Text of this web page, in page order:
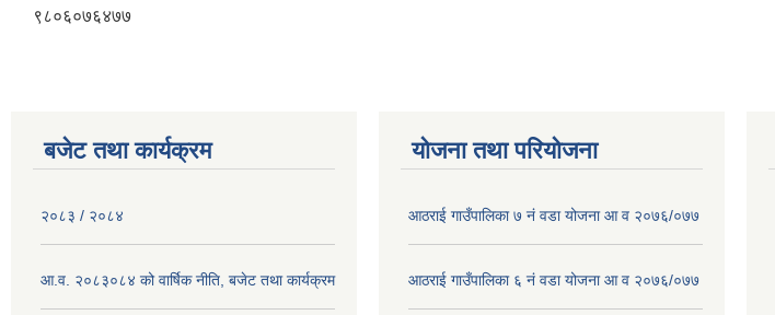
९८०६०७६४७७
बजेट तथा कार्यक्रम
२०८३ / २०८४
आ.व. २०८३०८४ को वार्षिक नीति, बजेट तथा कार्यक्रम
योजना तथा परियोजना
आठराई गाउँपालिका ७ नं वडा योजना आ व २०७६/०७७
आठराई गाउँपालिका ६ नं वडा योजना आ व २०७६/०७७